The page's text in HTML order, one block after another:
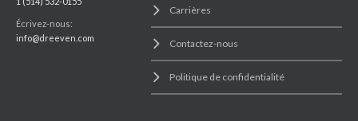
Écrivez-nous:
info@dreeven.com
Carrières
Contactez-nous
Politique de confidentialité